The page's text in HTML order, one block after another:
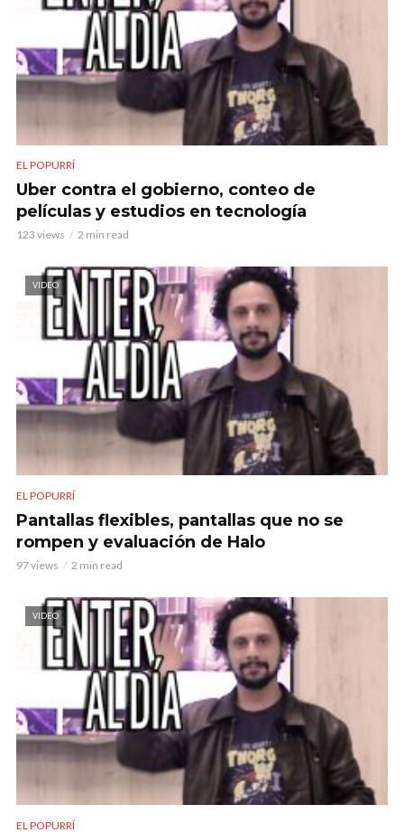
EL POPURRÍ
Uber contra el gobierno, conteo de
películas y estudios en tecnología
123 views 2 min read
VIDEO
EL POPURRÍ
Pantallas flexibles, pantallas que no se
rompen y evaluación de Halo
97 views 2 min read
VIDEO
EL POPURRÍ